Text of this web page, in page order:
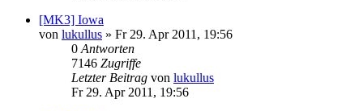
[MK3] Iowa
von lukullus » Fr 29. Apr 2011, 19:56
0 Antworten
7146 Zugriffe
Letzter Beitrag von lukullus
Fr 29. Apr 2011, 19:56